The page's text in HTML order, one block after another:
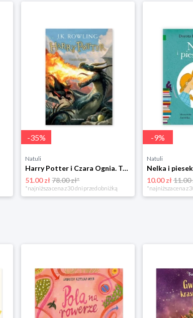
-35%
Natuli
Harry Potter i Czara Ognia. Tom 4 Media rodzina
51.00 zł78.00 zł*
*najniższa cena z 30 dni przed obniżką
-9%
Natuli
10.00 zł11.00
*najniższa cena z